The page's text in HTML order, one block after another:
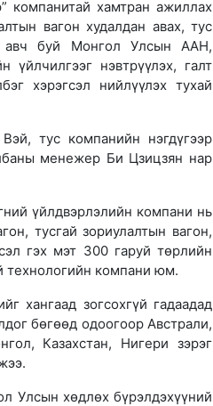
компанитай хамтран ажиллах
вагон худалдан авах, тус
авч буй Монгол Улсын ААН,
үйлчилгээг нэвтрүүлэх, галт
хэрэгсэл нийлүүлэх тухай
тус компанийн нэгдүгээр
менежер Би Цзицзян нар
үйлдвэрлэлийн компани нь
тусгай зориулалтын вагон,
гэх мэт 300 гаруй төрлийн
технологийн компани юм.
хангаад зогсохгүй гадаадад
бөгөөд одоогоор Австрали,
Казахстан, Нигери зэрэг
Улсын хөдлөх бүрэлдэхүүний